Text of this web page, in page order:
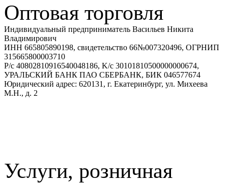
Оптовая торговля
Индивидуальный предприниматель Васильев Никита
Владимирович
ИНН 665805890198, свидетельство 66№007320496, ОГРНИП
315665800003710
Р/с 40802810916540048186, K/с 30101810500000000674,
УРАЛЬСКИЙ БАНК ПАО СБЕРБАНК, БИК 046577674
Юридический адрес: 620131, г. Екатеринбург, ул. Михеева
М.Н., д. 2
Услуги, розничная